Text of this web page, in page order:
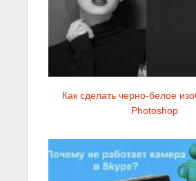
Как сделать черно-белое
Photoshop